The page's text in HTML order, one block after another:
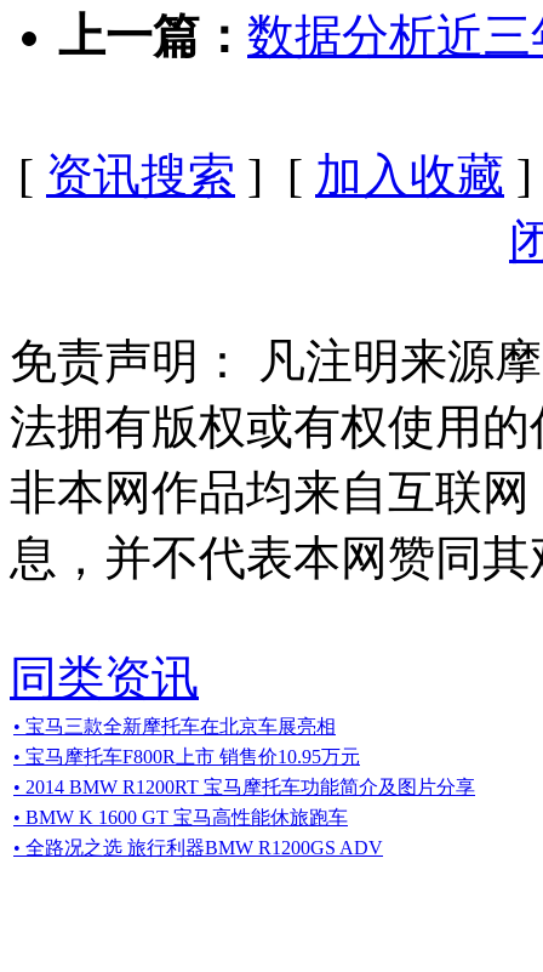
上一篇： 数据分析近
[ 资讯搜索 ] [ 加入收藏
免责声明：
凡注明来源
法拥有版权或有权使用
非本网作品均来自互联
息，并不代表本网赞同
同类资讯
• 宝马三款全新摩托车在北京车展亮相
• 宝马摩托车F800R上市 销售价10.95万元
• 2014 BMW R1200RT 宝马摩托车功能简介及图片分享
• BMW K 1600 GT 宝马高性能休旅跑车
• 全路况之选 旅行利器BMW R1200GS ADV